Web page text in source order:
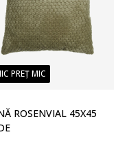
PREȚ MIC
ROSENVIAL 45X45